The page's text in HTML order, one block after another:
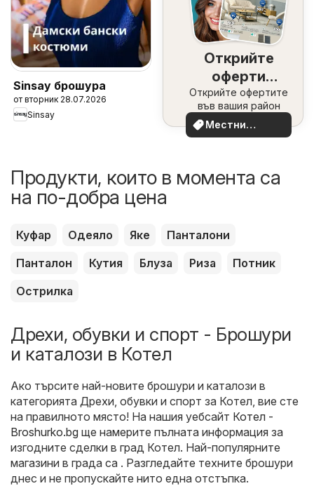
Sinsay брошура
от вторник 28.07.2026
Sinsay
Открийте
оферти
наблизо
Открийте офертите
във вашия район
Местни
оферти
Продукти, които в момента са
на по-добра цена
Куфар Одеяло Яке
Панталони
Панталон
Кутия Блуза Риза
Потник
Острилка
Дрехи, обувки и спорт - Брошури
и каталози в Котел
Ако търсите най-новите брошури и каталози в
категорията Дрехи, обувки и спорт за Котел, вие сте
на правилното място! На нашия уебсайт Котел -
Broshurko.bg ще намерите пълната информация за
изгодните сделки в град Котел. Най-популярните
магазини в града са . Разгледайте техните брошури
днес и не пропускайте нито една отстъпка.